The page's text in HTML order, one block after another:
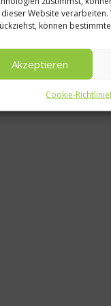
dieser Website
können
Akzeptieren
Cookie-Richtlinie